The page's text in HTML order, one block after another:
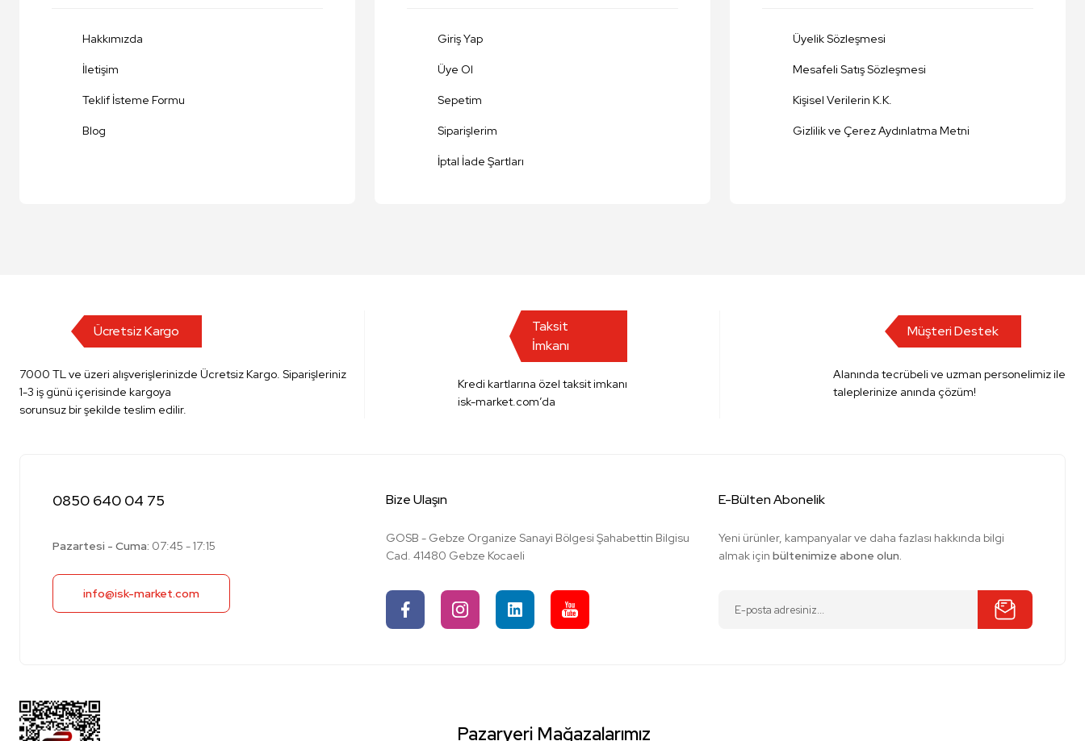
Bu ürüne benzer farklı alternatifler olmalı.
Hakkımızda
İletişim
Teklif İsteme Formu
Blog
Giriş Yap
Üye Ol
Sepetim
Siparişlerim
İptal İade Şartları
Üyelik Sözleşmesi
Mesafeli Satış Sözleşmesi
Kişisel Verilerin K.K.
Gizlilik ve Çerez Aydınlatma Metni
Ücretsiz Kargo
7000 TL ve üzeri alışverişlerinizde Ücretsiz Kargo. Siparişleriniz
1-3 iş günü içerisinde kargoya
sorunsuz bir şekilde teslim edilir.
Taksit
İmkanı
Kredi kartlarına özel taksit imkanı
isk-market.com’da
Müşteri Destek
Alanında tecrübeli ve uzman personelimiz ile
taleplerinize anında çözüm!
0850 640 04 75
Pazartesi - Cuma: 07:45 - 17:15
info@isk-market.com
Bize Ulaşın
GOSB - Gebze Organize Sanayi Bölgesi Şahabettin Bilgisu
Cad. 41480 Gebze Kocaeli
E-Bülten Abonelik
Yeni ürünler, kampanyalar ve daha fazlası hakkında bilgi
almak içinbültenimize abone olun.
Pazaryeri Mağazalarımız